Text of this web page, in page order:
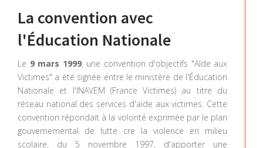
La convention avec
l'Éducation Nationale
Le 9 mars 1999, une convention d'objectifs "AIde aux
Victimes" a été signée entre le ministère de l'Éducation
Nationale et l'INAVEM (France Victimes) au titre du
réseau national des services d'aide aux victimes. Cette
convention répondait à la volonté exprimée par le plan
gouvernemental de lutte cre la violence en milieu
scolaire, du 5 novembre 1997, d'apporter une